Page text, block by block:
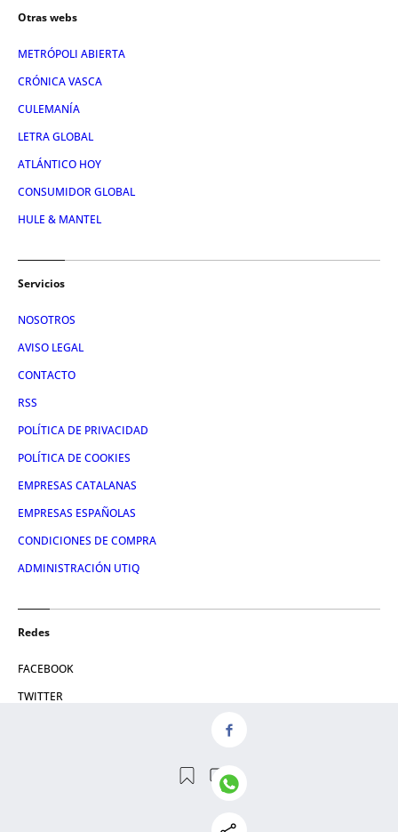
Otras webs
METRÓPOLI ABIERTA
CRÓNICA VASCA
CULEMANÍA
LETRA GLOBAL
ATLÁNTICO HOY
CONSUMIDOR GLOBAL
HULE & MANTEL
Servicios
NOSOTROS
AVISO LEGAL
CONTACTO
RSS
POLÍTICA DE PRIVACIDAD
POLÍTICA DE COOKIES
EMPRESAS CATALANAS
EMPRESAS ESPAÑOLAS
CONDICIONES DE COMPRA
ADMINISTRACIÓN UTIQ
Redes
FACEBOOK
TWITTER